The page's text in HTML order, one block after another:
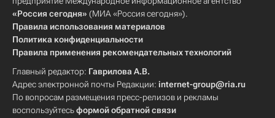
«Россия сегодня» (МИА «Россия сегодня»).
Правила использования материалов
Политика конфиденциальности
Правила применения рекомендательных технологий
Главный редактор: Гаврилова А.В.
Адрес электронной почты Редакции: internet-group@ria.ru
По вопросам размещения пресс-релизов и рекламы
воспользуйтесьформой обратной связи